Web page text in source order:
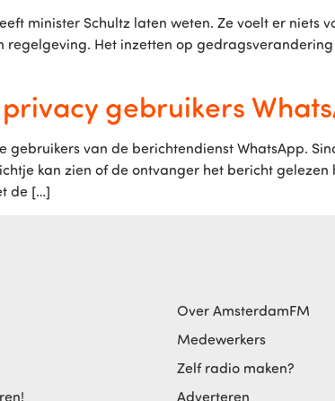
minister Schultz laten weten. Ze voelt er niets
Het inzetten op
gebruikers
van de berichtendienst WhatsApp.
kan zien of de ontvanger het bericht
de […]
Over AmsterdamFM
Medewerkers
Zelf radio maken?
Adverteren